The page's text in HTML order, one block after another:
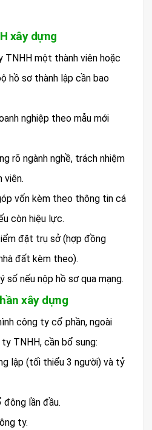
xây dựng
TNHH một thành viên hoặc
hồ sơ thành lập cần bao
nghiệp theo mẫu mới
rõ ngành nghề, trách nhiệm
viên.
vốn kèm theo thông tin cá
còn hiệu lực.
đặt trụ sở (hợp đồng
đất kèm theo).
số nếu nộp hồ sơ qua mạng.
xây dựng
công ty cổ phần, ngoài
TNHH, cần bổ sung:
lập (tối thiểu 3 người) và tỷ
đông lần đầu.
ty.